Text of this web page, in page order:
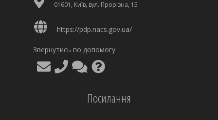
01601, Київ, вул. Прорізна, 15
https://pdp.nacs.gov.ua/
Звернутись по допомогу
Посилання